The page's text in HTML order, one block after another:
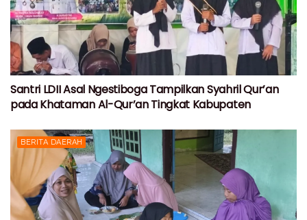
Santri LDII Asal Ngestiboga Tampilkan Syahril Qur’an
pada Khataman Al-Qur’an Tingkat Kabupaten
BERITA DAERAH